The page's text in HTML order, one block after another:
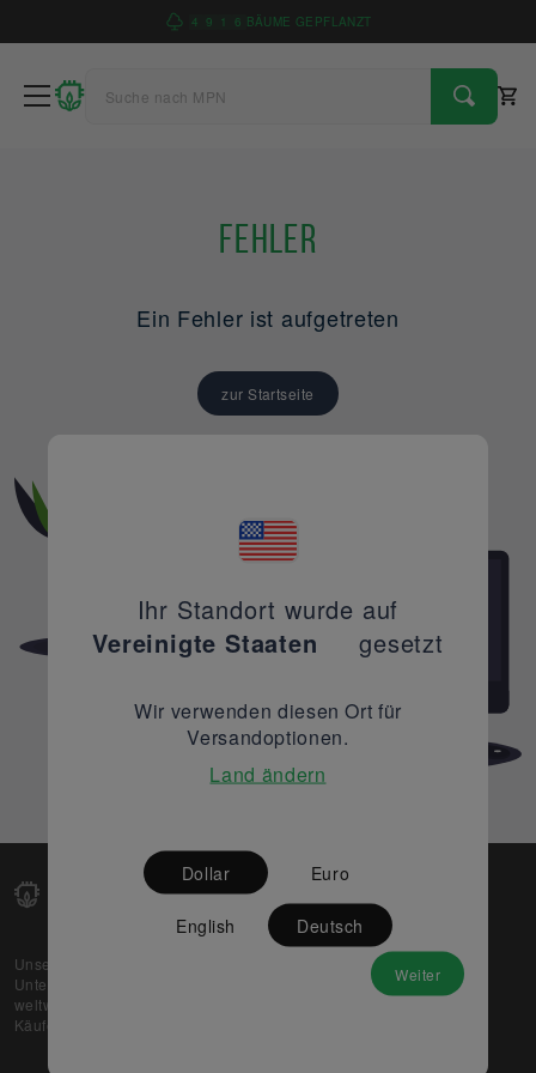
4 9 1 6 BÄUME GEPFLANZT
Fehler
Ein Fehler ist aufgetreten
zur Startseite
Unsere Web-Plattform unterstützt OEM- und EMS-
Unternehmen dabei, ihre überschüssigen Lagerbestände
weltweit zu verkaufen und gleichzeitig den potenziellen
Käufern beste Preise und Qualität zu bieten.
Partner
Ihr Standort wurde auf
Vereinigte Staaten
gesetzt
Wir verwenden diesen Ort für
Versandoptionen.
Land ändern
Dollar Euro
English Deutsch
Weiter